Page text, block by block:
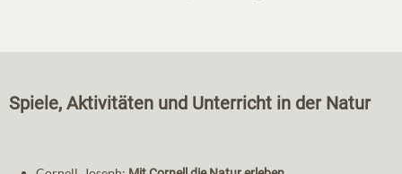
Spiele, Aktivitäten und Unterricht in der Natur